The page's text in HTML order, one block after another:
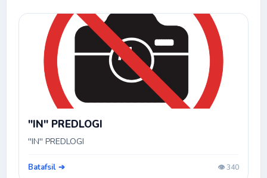
''IN'' PREDLOGI
''IN'' PREDLOGI
Batafsil ➔ 👁️ 340